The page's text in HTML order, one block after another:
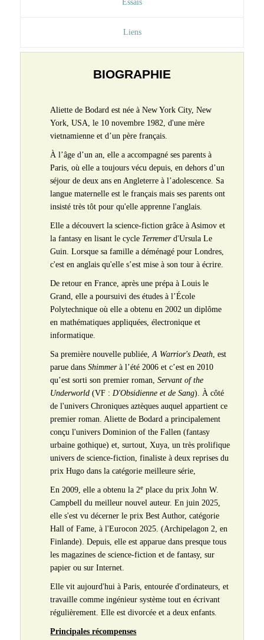
Essais
Liens
BIOGRAPHIE
Aliette de Bodard est née à New York City, New
York, USA, le 10 novembre 1982, d'une mère
vietnamienne et d’un père français.
À l’âge d’un an, elle a accompagné ses parents à
Paris, où elle a toujours vécu depuis, en dehors d’un
séjour de deux ans en Angleterre à l’adolescence. Sa
langue maternelle est le français mais ses parents ont
insisté très tôt pour qu'elle apprenne l'anglais.
Elle a découvert la science-fiction grâce à Asimov et
la fantasy en lisant le cycle Terremerd'Ursula Le
Guin. Lorsque sa famille a déménagé pour Londres,
c'est en anglais qu'elle s’est mise à son tour à écrire.
De retour en France, après une prépa à Louis le
Grand, elle a poursuivi des études à l’École
Polytechnique où elle a obtenu en 2002 un diplôme
en mathématiques appliquées, électronique et
informatique.
Sa première nouvelle publiée,A Warrior's Death , est
parue dansShimmerà l’été 2006 et c’est en 2010
qu’est sorti son premier roman,Servant of the
Underworld (VF : D'Obsidienne et de Sang). À côté
de l'univers Chroniques aztèques auquel appartient ce
premier roman. Aliette de Bodard a principalement
conçu l'univers Dominion of the Fallen (fantasy
urbaine gothique) et, surtout, Xuya, un très prolifique
univers de science-fiction, finaliste à deux reprises du
prix Hugo dans la catégorie meilleure série,
En 2009, elle a obtenu la 2e place du prix John W.
Campbell du meilleur nouvel auteur. En juin 2025,
elle s'est vu décerner le prix Best Author, catégorie
Hall of Fame, à l'Eurocon 2025. (Archipelagon 2, en
Finlande). Depuis, elle est apparue dans presque tous
les magazines de science-fiction et de fantasy, sur
papier ou sur Internet.
Elle vit aujourd'hui à Paris, entourée d'ordinateurs, et
travaille comme ingénieur système tout en écrivant
régulièrement. Elle est divorcée et a deux enfants.
Principales récompenses